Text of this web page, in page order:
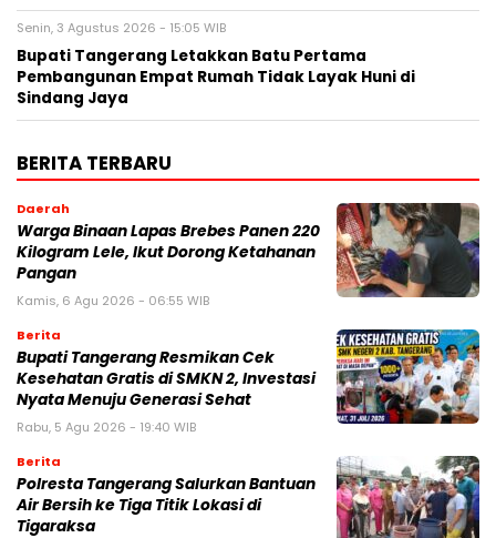
Senin, 3 Agustus 2026 - 15:05 WIB
Bupati Tangerang Letakkan Batu Pertama
Pembangunan Empat Rumah Tidak Layak Huni di
Sindang Jaya
BERITA TERBARU
Daerah
Warga Binaan Lapas Brebes Panen 220
Kilogram Lele, Ikut Dorong Ketahanan
Pangan
Kamis, 6 Agu 2026 - 06:55 WIB
Berita
‎Bupati Tangerang Resmikan Cek
Kesehatan Gratis di SMKN 2, Investasi
Nyata Menuju Generasi Sehat
Rabu, 5 Agu 2026 - 19:40 WIB
Berita
Polresta Tangerang Salurkan Bantuan
Air Bersih ke Tiga Titik Lokasi di
Tigaraksa